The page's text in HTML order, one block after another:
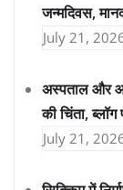
जन्मदिवस,
July 21,
अस्पताल और
की चिंता,
July 21,